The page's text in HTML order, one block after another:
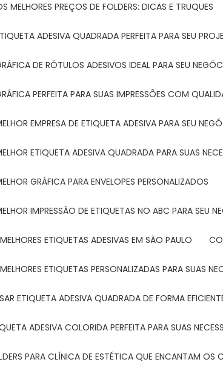
MELHORES PREÇOS DE FOLDERS: DICAS E TRUQUES
ADESIVA QUADRADA PERFEITA PARA SEU
DE RÓTULOS ADESIVOS IDEAL PARA SEU
PERFEITA PARA SUAS IMPRESSÕES COM
EMPRESA DE ETIQUETA ADESIVA PARA SEU
ETIQUETA ADESIVA QUADRADA PARA SUAS
GRÁFICA PARA ENVELOPES PERSONALIZADOS
IMPRESSÃO DE ETIQUETAS NO ABC PARA SEU
ETIQUETAS ADESIVAS EM SÃO PAULO
ETIQUETAS PERSONALIZADAS PARA SUAS
ETIQUETA ADESIVA QUADRADA DE FORMA
ADESIVA COLORIDA PERFEITA PARA SUAS
PARA CLÍNICA DE ESTÉTICA QUE ENCANTAM OS